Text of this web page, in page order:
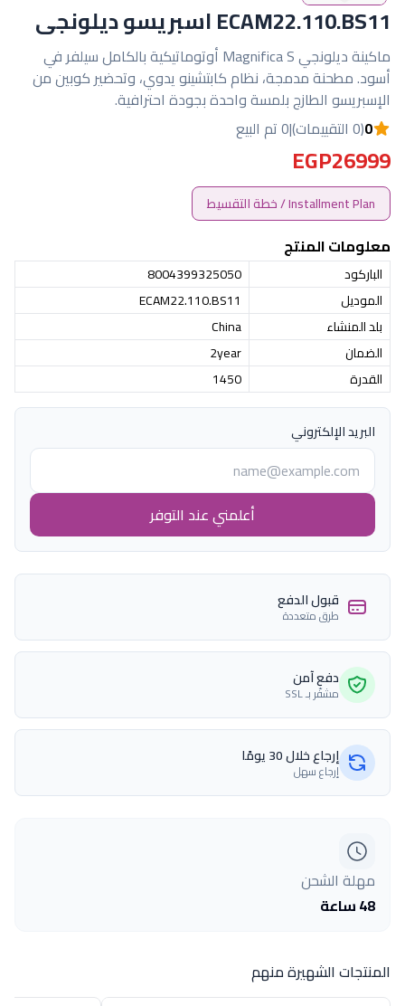
ECAM22.110.BS11 اسبريسو ديلونجى
ماكينة ديلونجي Magnifica S أوتوماتيكية بالكامل سيلفر في
أسود. مطحنة مدمجة، نظام كابتشينو يدوي، وتحضير كوبين من
الإسبريسو الطازج بلمسة واحدة بجودة احترافية.
0(0 التقييمات) |0 تم البيع
EGP26999
Installment Plan / خطة التقسيط
معلومات المنتج
الباركود
8004399325050
الموديل
ECAM22.110.BS11
بلد المنشاء
China
الضمان
2year
القدرة
1450
البريد الإلكتروني
أعلمني عند التوفر
قبول الدفع
طرق متعددة
دفع آمن
مشفّر بـ SSL
إرجاع خلال 30 يومًا
إرجاع سهل
مهلة الشحن
48 ساعة
المنتجات الشهيرة منهم